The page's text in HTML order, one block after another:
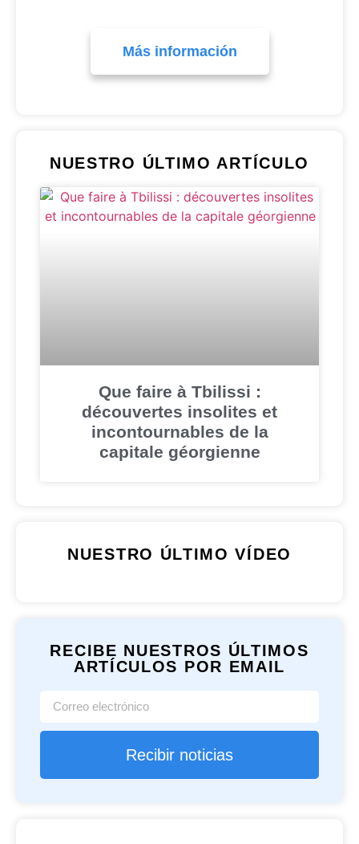
Más información
NUESTRO ÚLTIMO ARTÍCULO
Que faire à Tbilissi :
découvertes insolites et
incontournables de la
capitale géorgienne
NUESTRO ÚLTIMO VÍDEO
RECIBE NUESTROS ÚLTIMOS
ARTÍCULOS POR EMAIL
Recibir noticias